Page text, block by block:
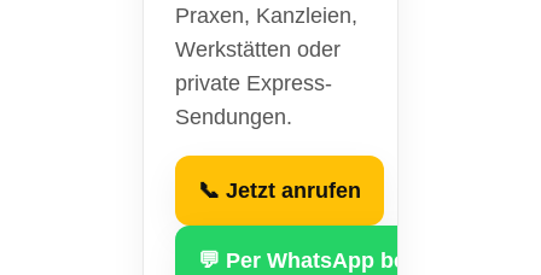
Praxen, Kanzleien,
Werkstätten oder
private Express-
Sendungen.
📞 Jetzt anrufen
💬 Per WhatsApp bestellen